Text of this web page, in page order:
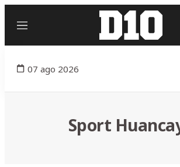
Menú
07 ago 2026
Sport